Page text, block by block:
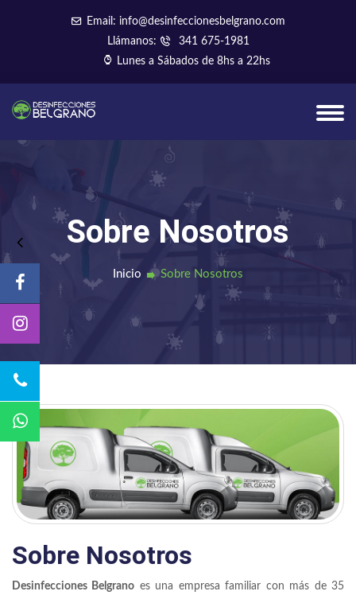
Email: info@desinfeccionesbelgrano.com
Llámanos:
341 675-1981
Lunes a Sábados de 8hs a 22hs
Sobre Nosotros
Inicio Sobre Nosotros
Sobre Nosotros
Desinfecciones Belgrano es una empresa familiar con más de 35